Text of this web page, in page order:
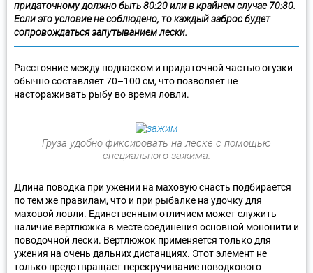
придаточному должно быть 80:20 или в крайнем случае 70:30.
Если это условие не соблюдено, то каждый заброс будет
сопровождаться запутыванием лески.
Расстояние между подпаском и придаточной частью огузки
обычно составляет 70–100 см, что позволяет не
настораживать рыбу во время ловли.
Груза удобно фиксировать на леске с помощью
специального зажима.
Длина поводка при ужении на маховую снасть подбирается
по тем же правилам, что и при рыбалке на удочку для
маховой ловли. Единственным отличием может служить
наличие вертлюжка в месте соединения основной мононити и
поводочной лески. Вертлюжок применяется только для
ужения на очень дальних дистанциях. Этот элемент не
только предотвращает перекручивание поводкового